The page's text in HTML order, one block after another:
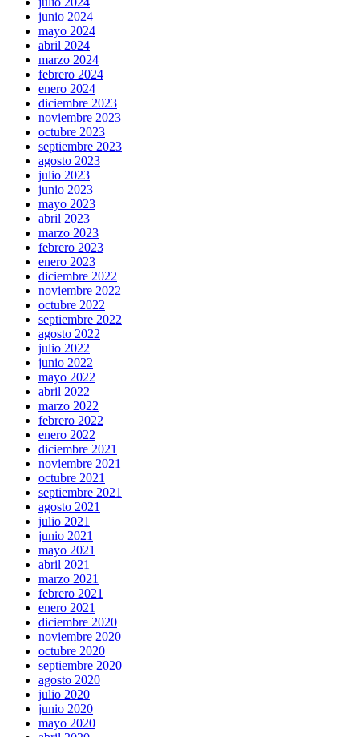
junio 2024
mayo 2024
abril 2024
marzo 2024
febrero 2024
enero 2024
diciembre 2023
noviembre 2023
octubre 2023
septiembre 2023
agosto 2023
julio 2023
junio 2023
mayo 2023
abril 2023
marzo 2023
febrero 2023
enero 2023
diciembre 2022
noviembre 2022
octubre 2022
septiembre 2022
agosto 2022
julio 2022
junio 2022
mayo 2022
abril 2022
marzo 2022
febrero 2022
enero 2022
diciembre 2021
noviembre 2021
octubre 2021
septiembre 2021
agosto 2021
julio 2021
junio 2021
mayo 2021
abril 2021
marzo 2021
febrero 2021
enero 2021
diciembre 2020
noviembre 2020
octubre 2020
septiembre 2020
agosto 2020
julio 2020
junio 2020
mayo 2020